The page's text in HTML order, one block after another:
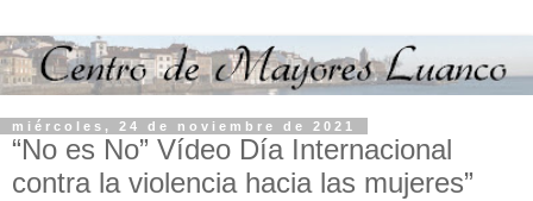
miércoles, 24 de noviembre de 2021
“No es No” Vídeo Día Internacional
contra la violencia hacia las mujeres”